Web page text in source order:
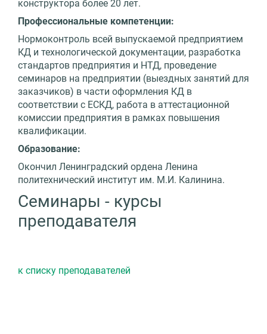
конструктора более 20 лет.
Профессиональные компетенции:
Нормоконтроль всей выпускаемой предприятием
КД и технологической документации, разработка
стандартов предприятия и НТД, проведение
семинаров на предприятии (выездных занятий для
заказчиков) в части оформления КД в
соответствии с ЕСКД, работа в аттестационной
комиссии предприятия в рамках повышения
квалификации.
Образование:
Окончил Ленинградский ордена Ленина
политехнический институт им. М.И. Калинина.
Семинары - курсы
преподавателя
к списку преподавателей